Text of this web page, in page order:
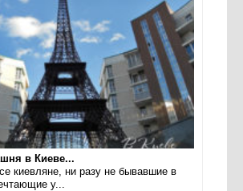
в Киеве...
киевляне, ни разу не бывавшие в
у...